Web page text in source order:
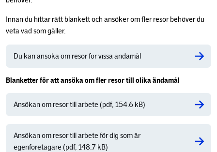
Innan du hittar rätt blankett och ansöker om fler resor behöver du
veta vad som gäller.
Du kan ansöka om resor för vissa ändamål
Blanketter för att ansöka om fler resor till olika ändamål
Ansökan om resor till arbete (pdf, 154.6 kB)
Ansökan om resor till arbete för dig som är
egenföretagare (pdf, 148.7 kB)